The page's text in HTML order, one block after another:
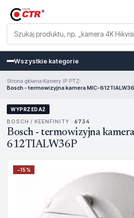
Wszystkie kategorie
Strona główna›Kamery IP PTZ›
Bosch - termowizyjna kamera MIC-
WYPRZEDAŻ
BOSCH / KEENFINITY · 6734
Bosch - termowizyjna
612TIALW36P
−15%